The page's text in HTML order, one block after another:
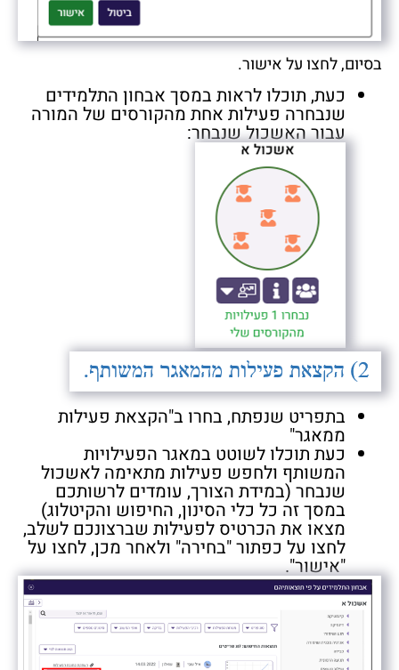
בסיום, לחצו על אישור.
כעת, תוכלו לראות במסך אבחון התלמידים
שנבחרה פעילות אחת מהקורסים של המורה
עבור האשכול שנבחר:
בתפריט שנפתח, בחרו ב"הקצאת פעילות
ממאגר"
כעת תוכלו לשוטט במאגר הפעילויות
המשותף ולחפש פעילות מתאימה לאשכול
שנבחר (במידת הצורך, עומדים לרשותכם
במסך זה כל כלי הסינון, החיפוש והקיטלוג)
מצאו את הכרטיס לפעילות שברצונכם לשלב,
לחצו על כפתור "בחירה" ולאחר מכן, לחצו על
"אישור".